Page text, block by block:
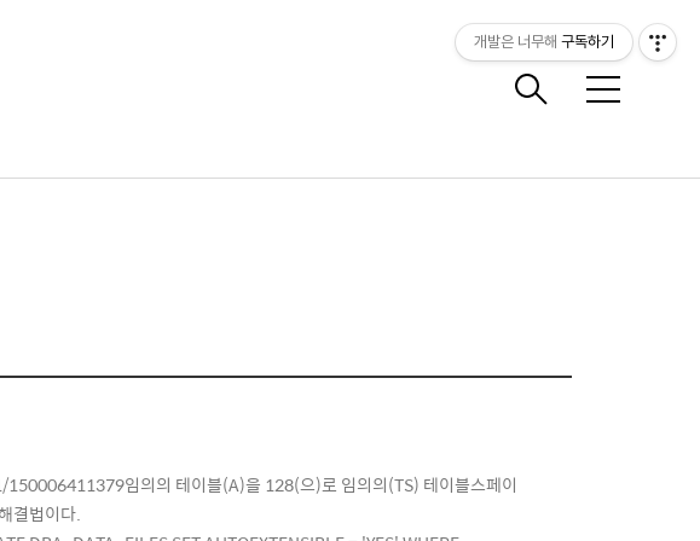
메
임의의 테이블(A)을 128(으)로 임의의(TS) 테이블스페이
결법이다.
개발은 너무해 구독하기